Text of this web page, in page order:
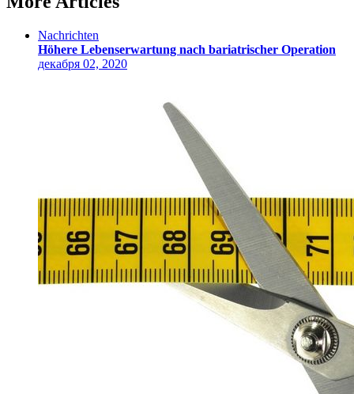
Nachrichten
Höhere Lebenserwartung nach bariatrischer Operation
декабря 02, 2020